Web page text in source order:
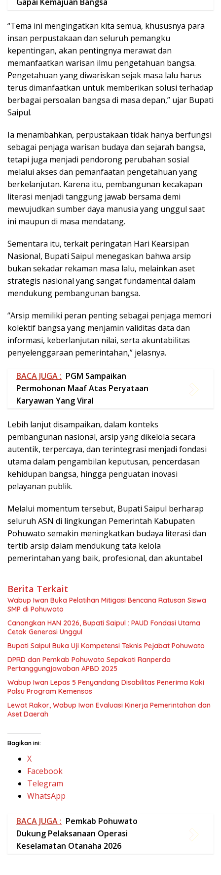
berbagai persoalan bangsa di masa depan,” ujar Bupati
Saipul.
Ia menambahkan, perpustakaan tidak hanya berfungsi
sebagai penjaga warisan budaya dan sejarah bangsa,
tetapi juga menjadi pendorong perubahan sosial
melalui akses dan pemanfaatan pengetahuan yang
berkelanjutan. Karena itu, pembangunan kecakapan
literasi menjadi tanggung jawab bersama demi
mewujudkan sumber daya manusia yang unggul saat
ini maupun di masa mendatang.
Sementara itu, terkait peringatan Hari Kearsipan
Nasional, Bupati Saipul menegaskan bahwa arsip
bukan sekadar rekaman masa lalu, melainkan aset
strategis nasional yang sangat fundamental dalam
mendukung pembangunan bangsa.
“Arsip memiliki peran penting sebagai penjaga memori
informasi, keberlanjutan nilai, serta akuntabilitas
penyelenggaraan pemerintahan,” jelasnya.
BACA JUGA : PGM Sampaikan
Permohonan Maaf Atas Peryataan
Lebih lanjut disampaikan, dalam konteks
pembangunan nasional, arsip yang dikelola secara
autentik, terpercaya, dan terintegrasi menjadi fondasi
kehidupan bangsa, hingga penguatan inovasi
pelayanan publik.
seluruh ASN di lingkungan Pemerintah Kabupaten
Pohuwato semakin meningkatkan budaya literasi dan
tertib arsip dalam mendukung tata kelola
pemerintahan yang baik, profesional, dan akuntabel
Wabup Iwan Buka Pelatihan Mitigasi Bencana Ratusan Siswa
SMP di Pohuwato
Canangkan HAN 2026, Bupati Saipul : PAUD Fondasi Utama
Bupati Saipul Buka Uji Kompetensi Teknis Pejabat Pohuwato
Wabup Iwan Lepas 5 Penyandang Disabilitas Penerima Kaki
Palsu Program Kemensos
Lewat Rakor, ​Wabup Iwan Evaluasi Kinerja Pemerintahan dan
Aset Daerah
Bagikan ini:
X
Facebook
Telegram
WhatsApp
Dukung Pelaksanaan Operasi
Keselamatan Otanaha 2026